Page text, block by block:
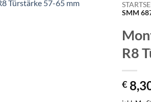
SMM
R8
€